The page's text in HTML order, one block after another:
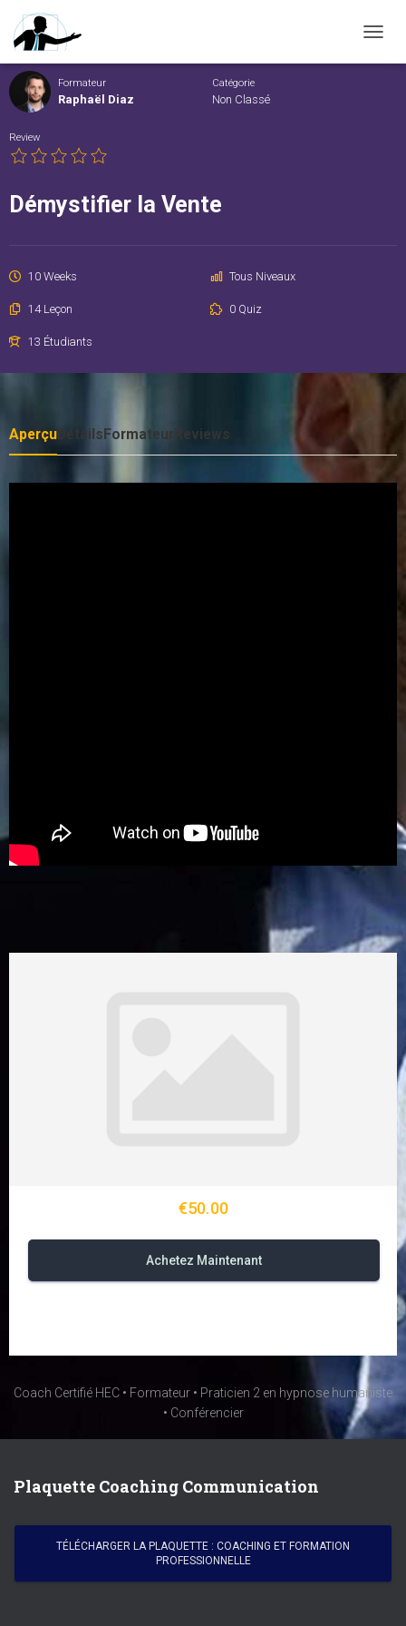
Accueil
Formateur
Raphaël Diaz
Catégorie
Non Classé
Review
Démystifier la Vente
10 Weeks Tous Niveaux
14 Leçon 0 Quiz
13 Étudiants
Aperçu DétailsFormateur Reviews
€50.00
Achetez Maintenant
Coach Certifié HEC • Formateur • Praticien 2 en hypnose humaniste
• Conférencier
Plaquette Coaching Communication
TÉLÉCHARGER LA PLAQUETTE : COACHING ET FORMATION
PROFESSIONNELLE